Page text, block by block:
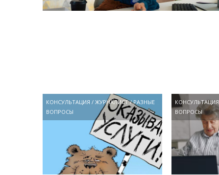
КОНСУЛЬТАЦИЯ / ЖУРНАЛИСТ/РАЗНЫЕ
ВОПРОСЫ
КОНСУЛЬТАЦИЯ
ВОПРОСЫ